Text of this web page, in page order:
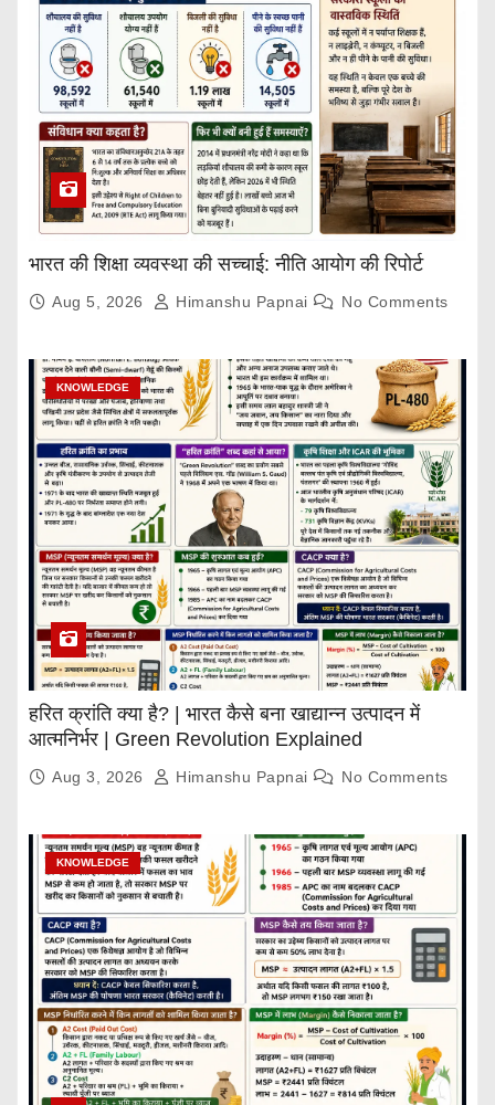
भारत की शिक्षा व्यवस्था की सच्चाई: नीति आयोग की रिपोर्ट
Aug 5, 2026 Himanshu Papnai No Comments
KNOWLEDGE
हरित क्रांति क्या है? | भारत कैसे बना खाद्यान्न उत्पादन में
आत्मनिर्भर | Green Revolution Explained
Aug 3, 2026 Himanshu Papnai No Comments
KNOWLEDGE